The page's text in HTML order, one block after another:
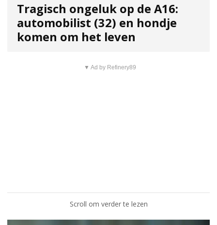
Tragisch ongeluk op de A16:
automobilist (32) en hondje
komen om het leven
▼ Ad by Refinery89
Scroll om verder te lezen